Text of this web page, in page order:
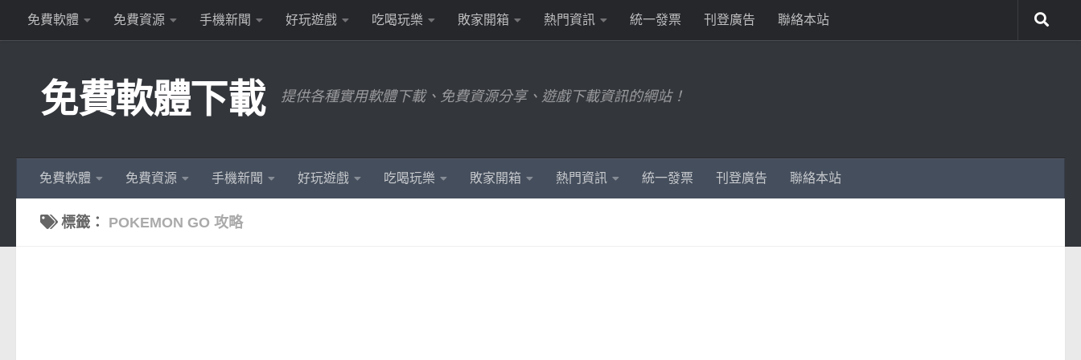
Skip to content
免費軟體 免費資源 手機新聞 好玩遊戲 吃喝玩樂 敗家開箱 熱門資訊 統一發票 刊登廣告 聯絡本站
免費軟體下載 提供各種實用軟體下載、免費資源分享、遊戲下載資訊的網站！
免費軟體 免費資源 手機新聞 好玩遊戲 吃喝玩樂 敗家開箱 熱門資訊 統一發票 刊登廣告 聯絡本站
標籤： POKEMON GO 攻略